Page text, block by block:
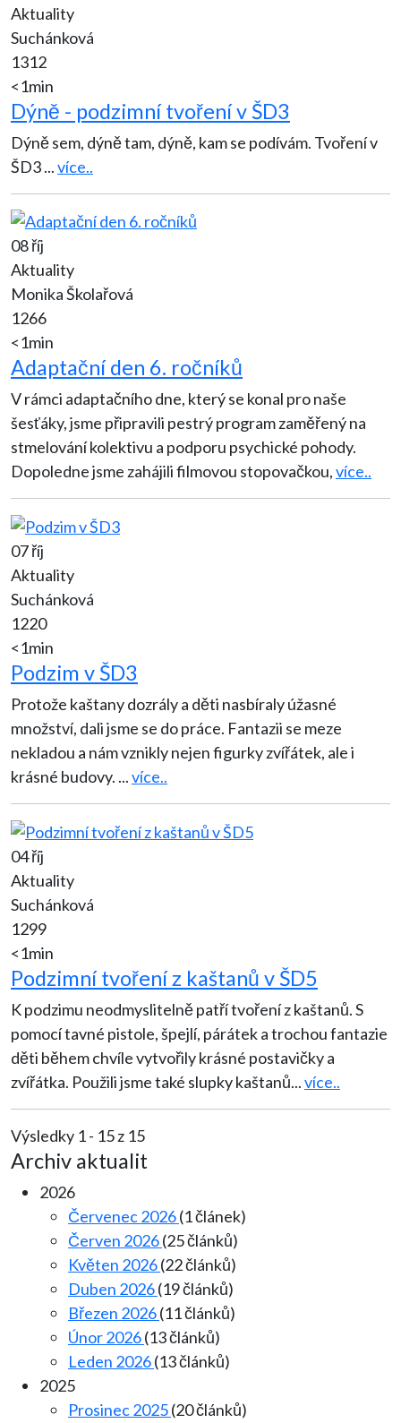
Aktuality
Suchánková
1312
<1min
Dýně - podzimní tvoření v ŠD3
Dýně sem, dýně tam, dýně, kam se podívám. Tvoření v
ŠD3...více..
08 říj
Aktuality
Monika Školařová
1266
<1min
Adaptační den 6. ročníků
V rámci adaptačního dne, který se konal pro naše
šesťáky, jsme připravili pestrý program zaměřený na
stmelování kolektivu a podporu psychické pohody.
Dopoledne jsme zahájili filmovou stopovačkou,více..
07 říj
Aktuality
Suchánková
1220
<1min
Podzim v ŠD3
Protože kaštany dozrály a děti nasbíraly úžasné
množství, dali jsme se do práce. Fantazii se meze
nekladou a nám vznikly nejen figurky zvířátek, ale i
krásné budovy. ...více..
04 říj
Aktuality
Suchánková
1299
<1min
Podzimní tvoření z kaštanů v ŠD5
K podzimu neodmyslitelně patří tvoření z kaštanů. S
pomocí tavné pistole, špejlí, párátek a trochou fantazie
děti během chvíle vytvořily krásné postavičky a
zvířátka. Použili jsme také slupky kaštanů...více..
Výsledky 1 - 15 z 15
Archiv aktualit
2026
Červenec 2026(1 článek)
Červen 2026(25 článků)
Květen 2026(22 článků)
Duben 2026(19 článků)
Březen 2026(11 článků)
Únor 2026(13 článků)
Leden 2026(13 článků)
2025
Prosinec 2025(20 článků)